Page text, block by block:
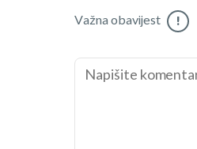
Važna obavijest !